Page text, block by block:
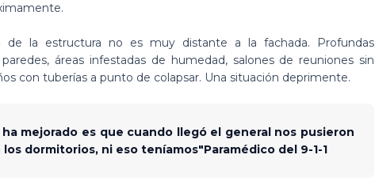
de la estructura no es muy distante a la fachada. Profundas
áreas infestadas de humedad, salones de reuniones sin
con tuberías a punto de colapsar. Una situación deprimente.
mejorado es que cuando llegó el general nos pusieron
dormitorios, ni eso teníamos"Paramédico del 9-1-1